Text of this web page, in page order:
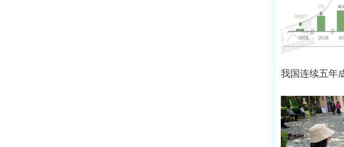
我国连续五年
场 2021年市场